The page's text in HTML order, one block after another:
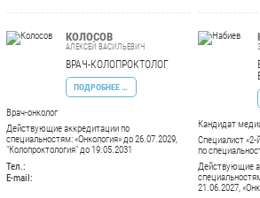
КОЛОСОВ
АЛЕКСЕЙ ВАСИЛЬЕВИЧ
ВРАЧ-КОЛОПРОКТОЛОГ
ПОДРОБНЕЕ …
Врач-онколог
Действующие аккредитации по
специальностям: «Онкология» до 26.07.2029,
"Колопроктология" до 19.05.2031
Тел.:
E-mail:
Кандидат
Специалист «2-
по
Действующие
21.06.2027,